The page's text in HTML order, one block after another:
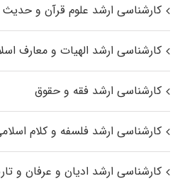
کارشناسی ارشد علوم قرآن و حدیث
کارشناسی ارشد الهیات و
کارشناسی ارشد فقه و حقوق
کارشناسی ارشد فلسفه و کلام
کارشناسی ارشد ادیان و عرفان و